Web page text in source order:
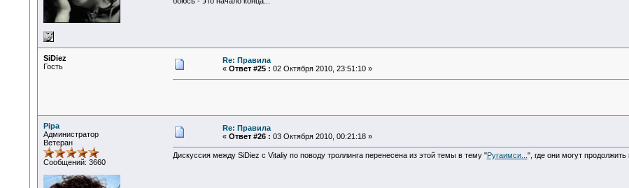
SiDiеz
Гость
Re: Правила
« Ответ #25 : 02 Октября 2010, 23:51:10 »
Pipa
Администратор
Ветеран
Сообщений: 3660
Re: Правила
« Ответ #26 : 03 Октября 2010, 00:21:18 »
Дискуссия между SiDiеz с Vitaliy по поводу троллинга перенесена из этой темы в тему "Ругаимси... ", где они могут